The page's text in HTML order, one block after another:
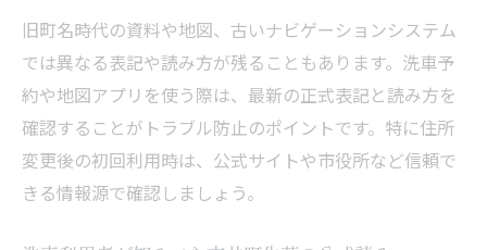
旧町名時代の資料や地図、古いナビゲーションシステム
では異なる表記や読み方が残ることもあります。洗車予
約や地図アプリを使う際は、最新の正式表記と読み方を
確認することがトラブル防止のポイントです。特に住所
変更後の初回利用時は、公式サイトや市役所など信頼で
きる情報源で確認しましょう。